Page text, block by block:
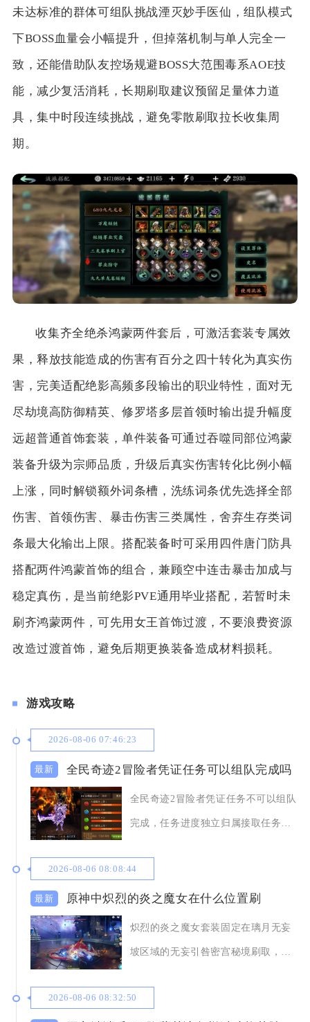
未达标准的群体可组队挑战湮灭妙手医仙，组队模式
下BOSS血量会小幅提升，但掉落机制与单人完全一
致，还能借助队友控场规避BOSS大范围毒系AOE技
能，减少复活消耗，长期刷取建议预留足量体力道
具，集中时段连续挑战，避免零散刷取拉长收集周
期。
收集齐全绝杀鸿蒙两件套后，可激活套装专属效
果，释放技能造成的伤害有百分之四十转化为真实伤
害，完美适配绝影高频多段输出的职业特性，面对无
尽劫境高防御精英、修罗塔多层首领时输出提升幅度
远超普通首饰套装，单件装备可通过吞噬同部位鸿蒙
装备升级为宗师品质，升级后真实伤害转化比例小幅
上涨，同时解锁额外词条槽，洗练词条优先选择全部
伤害、首领伤害、暴击伤害三类属性，舍弃生存类词
条最大化输出上限。搭配装备时可采用四件唐门防具
搭配两件鸿蒙首饰的组合，兼顾空中连击暴击加成与
稳定真伤，是当前绝影PVE通用毕业搭配，若暂时未
刷齐鸿蒙两件，可先用女王首饰过渡，不要浪费资源
改造过渡首饰，避免后期更换装备造成材料损耗。
游戏攻略
2026-08-06 07:46:23
全民奇迹2冒险者凭证任务可以组队完成吗
全民奇迹2冒险者凭证任务不可以组队
完成，任务进度独立归属接取任务的
2026-08-06 08:08:44
原神中炽烈的炎之魔女在什么位置刷
炽烈的炎之魔女套装固定在璃月无妄
坡区域的无妄引咎密宫秘境刷取，该
2026-08-06 08:32:50